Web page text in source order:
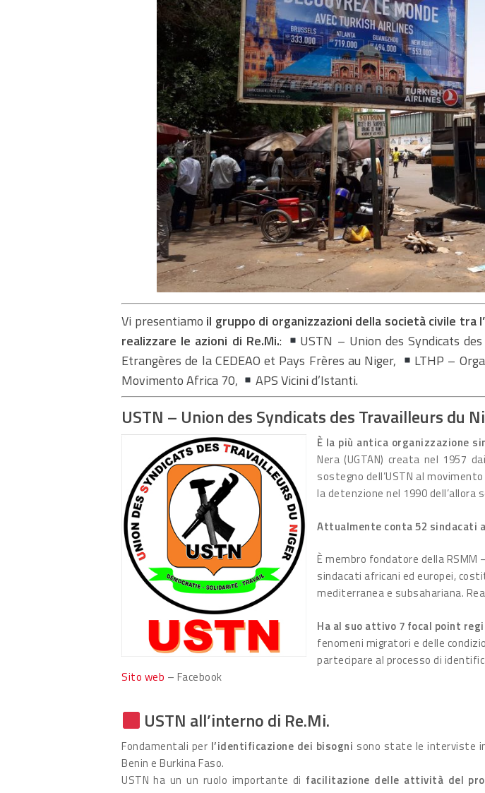
Vi presentiamo il gruppo di organizzazioni della società civile tra
realizzare le azioni di Re.Mi.: USTN – Union des Syndicats
Etrangères de la CEDEAO et Pays Frères au Niger,
LTHP –
Movimento Africa 70,
APS Vicini d’Istanti.
USTN – Union des Syndicats des Travailleurs du
È la più antica organizzazione
Nera (UGTAN) creata nel 1957
sostegno dell’USTN al
la detenzione nel 1990 dell’allora
Attualmente conta 52 sindacati
È membro fondatore della
sindacati africani ed europei,
mediterranea e subsahariana.
Ha al suo attivo 7 focal point
fenomeni migratori e delle
partecipare al processo di
Sito web – Facebook
USTN all’interno di Re.Mi.
Fondamentali per l’identificazione dei bisogni sono state le interviste
Benin e Burkina Faso.
USTN ha un un ruolo importante di facilitazione delle attività del